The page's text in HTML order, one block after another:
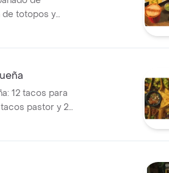
totopos y
12 tacos para
pastor y 2
de 3